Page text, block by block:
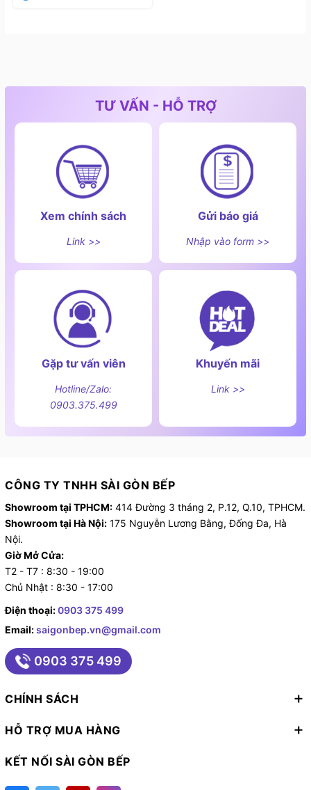
TƯ VẤN - HỖ TRỢ
Xem chính sách
Link >>
Gửi báo giá
Nhập vào form >>
Gặp tư vấn viên
Hotline/Zalo:
0903.375.499
Khuyến mãi
Link >>
CÔNG TY TNHH SÀI GÒN BẾP
Showroom tại TPHCM: 414 Đường 3 tháng 2, P.12, Q.10, TPHCM.
Showroom tại Hà Nội: 175 Nguyễn Lương Bằng, Đống Đa, Hà
Nội.
Giờ Mở Cửa:
T2 - T7 : 8:30 - 19:00
Chủ Nhật : 8:30 - 17:00
Điện thoại:0903 375 499
Email:saigonbep.vn@gmail.com
0903 375 499
CHÍNH SÁCH
HỖ TRỢ MUA HÀNG
KẾT NỐI SÀI GÒN BẾP